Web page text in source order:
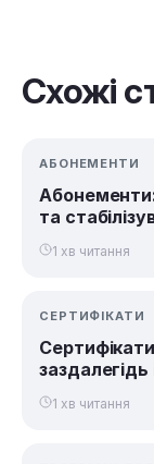
Схожі
АБОНЕМЕНТИ
Абонементи:
та
1 хв читання
СЕРТИФІКАТИ
заздалегідь
1 хв читання